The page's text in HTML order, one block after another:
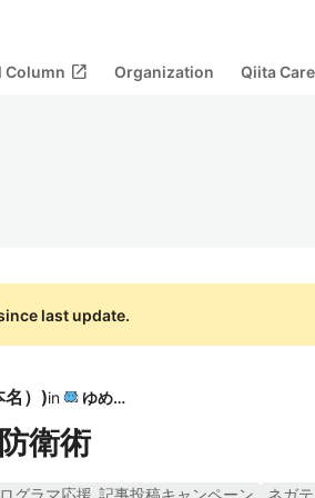
Column open_in_new Organization Qiita
last update.
） )in ゆめみ
衛術
グラマ応援_記事投稿キャンペーン ネガ